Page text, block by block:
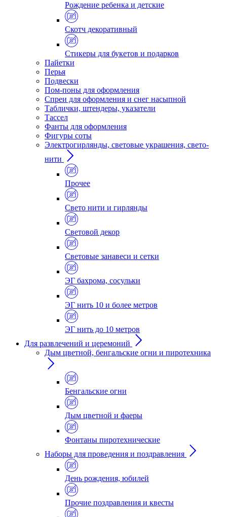
Рождение ребенка и детские
Скотч декоративный
Стикеры для букетов и подарков
Пайетки
Перья
Подвески
Пом-поны для оформления
Спреи для оформления и снег насыпной
Таблички, штендеры, указатели
Тассел
Фанты для оформления
Фигуры соты
Электрогирлянды, световые украшения, свето-
нити
Прочее
Свето нити и гирлянды
Световой декор
Световые занавеси и сетки
ЭГ бахрома, сосульки
ЭГ нить 10 и более метров
ЭГ нить до 10 метров
Для развлечений и церемоний
Дым цветной, бенгальские огни и пиротехника
Бенгальские огни
Дым цветной и фаеры
Фонтаны пиротехнические
Наборы для проведения и поздравления
День рождения, юбилей
Прочие поздравления и квесты